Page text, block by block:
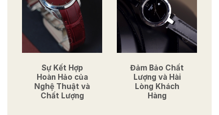
Sự Kết Hợp
Hoàn Hảo của
Nghệ Thuật và
Chất Lượng
Đảm Bảo Chất
Lượng và Hài
Lòng Khách
Hàng